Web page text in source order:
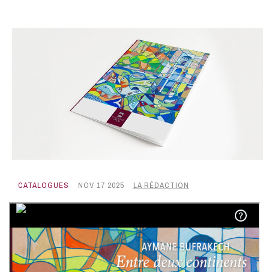
CATALOGUES NOV 17 2025 LA RÉDACTION